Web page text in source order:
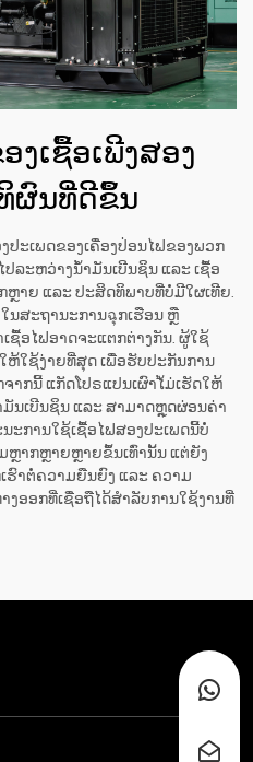
ເຊື້ອເພີງສອງ
ຜົນທີ່ດີຂຶ້ນ
ປະເພດຂອງເຄື່ອງປ່ອນໄຟຂອງພວກ
ລະຫວ່າງນ້ຳມັນເບີນຊິນ ແລະ ເຊື້ອ
ຫຼາຍ ແລະ ປະສິດທິພາບທີ່ບໍ່ມີໃຜເທີຍ.
ນສະຖານະການฉຸກເຮືອນ ຫຼື
ຊື້ອໄຟອາດຈະແຕກຕ່າງກັນ. ຜູ້ໃຊ້
ຫ້ໃຊ້ງ່າຍທີ່ສຸດ ເພື່ອຮັບປະກັນການ
າກນີ້ ແກັດໂປຣແປນເຜົາໄ້ມ່ເຮັດໃຫ້
ນເບີນຊິນ ແລະ ສາມາດຫຼຸດຜ່ອນຄ່າ
ະການໃຊ້ເຊື້ອໄຟສອງປະເພດນີ້ບໍ່
ຫຼາກຫຼາຍຫຼາຍຂຶ້ນເທົ່ານັ້ນ ແຕ່ຍັງ
າຕໍ່ຄວາມຍືນຍົງ ແລະ ຄວາມ
ອອກທີ່ເຊື່ອຖືໄດ້ສຳລັບການໃຊ້ງານທີ່